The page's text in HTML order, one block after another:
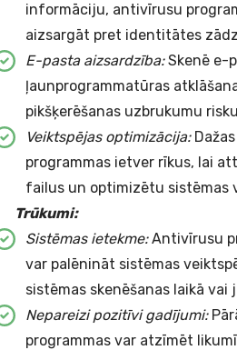
informāciju, antivīrusu
aizsargāt pret identitātes
E-pasta aizsardzība:Skenē e-
ļaunprogrammatūras
pikšķerēšanas uzbrukumu
Veiktspējas optimizācija:
programmas ietver rīkus, lai
failus un optimizētu sistēmas
Trūkumi:
Sistēmas ietekme:Antivīrusu
var palēnināt sistēmas
sistēmas skenēšanas laikā vai
Nepareizi pozitīvi gadījumi:
programmas var atzīmēt